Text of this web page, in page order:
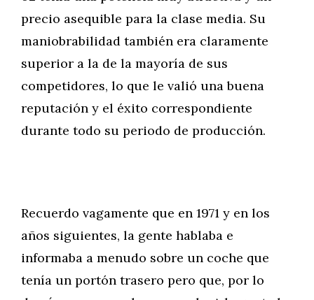
precio asequible para la clase media. Su
maniobrabilidad también era claramente
superior a la de la mayoría de sus
competidores, lo que le valió una buena
reputación y el éxito correspondiente
durante todo su periodo de producción.
Recuerdo vagamente que en 1971 y en los
años siguientes, la gente hablaba e
informaba a menudo sobre un coche que
tenía un portón trasero pero que, por lo